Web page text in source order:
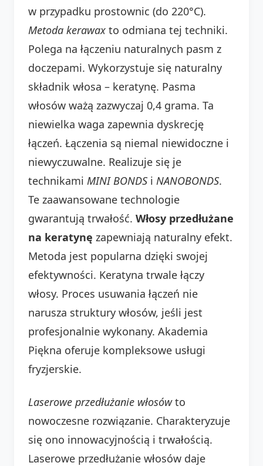
w przypadku prostownic (do 220°C).
Metoda kerawax to odmiana tej techniki.
Polega na łączeniu naturalnych pasm z
doczepami. Wykorzystuje się naturalny
składnik włosa – keratynę. Pasma
włosów ważą zazwyczaj 0,4 grama. Ta
niewielka waga zapewnia dyskrecję
łączeń. Łączenia są niemal niewidoczne i
niewyczuwalne. Realizuje się je
technikami MINI BONDS i NANOBONDS.
Te zaawansowane technologie
gwarantują trwałość. Włosy przedłużane
na keratynę zapewniają naturalny efekt.
Metoda jest popularna dzięki swojej
efektywności. Keratyna trwale łączy
włosy. Proces usuwania łączeń nie
narusza struktury włosów, jeśli jest
profesjonalnie wykonany. Akademia
Piękna oferuje kompleksowe usługi
fryzjerskie.
Laserowe przedłużanie włosówto
nowoczesne rozwiązanie. Charakteryzuje
się ono innowacyjnością i trwałością.
Laserowe przedłużanie włosów daje